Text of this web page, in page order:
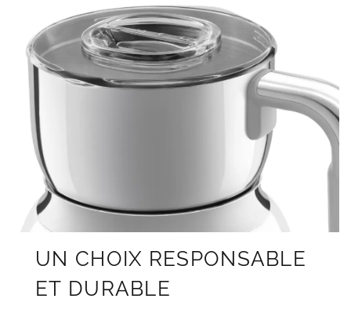
UN CHOIX RESPONSABLE
ET DURABLE